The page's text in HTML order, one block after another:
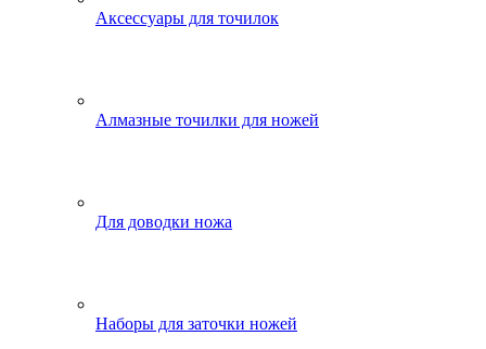
Аксессуары для точилок
Алмазные точилки для ножей
Для доводки ножа
Наборы для заточки ножей